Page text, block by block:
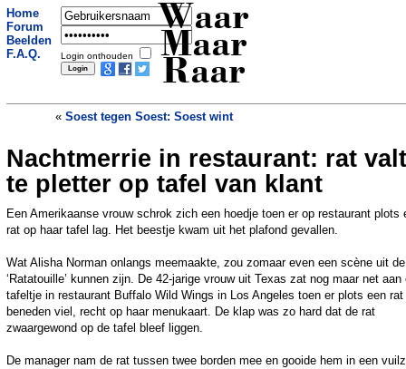
Home
Forum
Beelden
F.A.Q.
Login onthouden
Waar
Maar
Raar
« Soest tegen Soest: Soest wint
Man vliegt gevangenis in na
onenightstand met Tinderdate»
Nachtmerrie in restaurant: rat valt
te pletter op tafel van klant
Een Amerikaanse vrouw schrok zich een hoedje toen er op restaurant plots
rat op haar tafel lag. Het beestje kwam uit het plafond gevallen.
Wat Alisha Norman onlangs meemaakte, zou zomaar even een scène uit
‘Ratatouille’ kunnen zijn. De 42-jarige vrouw uit Texas zat nog maar net aan
tafeltje in restaurant Buffalo Wild Wings in Los Angeles toen er plots een rat
beneden viel, recht op haar menukaart. De klap was zo hard dat de rat
zwaargewond op de tafel bleef liggen.
De manager nam de rat tussen twee borden mee en gooide hem in een